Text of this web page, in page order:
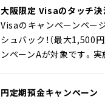
大阪限定 Visaのタッチ
Visaのキャンペーンペー
シュバック！（最大
ンペーンAが対象です。
円定期預金キャンペーン